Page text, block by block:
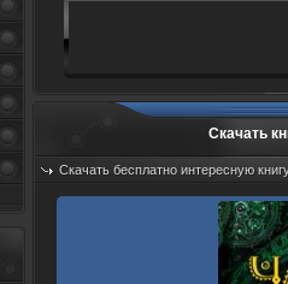
Скачать
Скачать бесплатно интересную
Дата: 07.08.2026
Просмотров: 678